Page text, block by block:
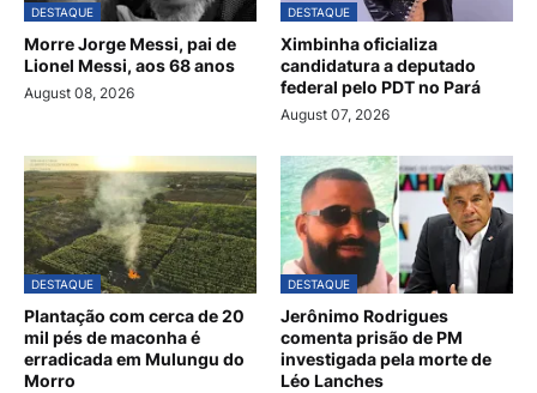
DESTAQUE
Morre Jorge Messi, pai de
Lionel Messi, aos 68 anos
August 08, 2026
DESTAQUE
Ximbinha oficializa
candidatura a deputado
federal pelo PDT no Pará
August 07, 2026
DESTAQUE
Plantação com cerca de 20
mil pés de maconha é
erradicada em Mulungu do
Morro
DESTAQUE
Jerônimo Rodrigues
comenta prisão de PM
investigada pela morte de
Léo Lanches